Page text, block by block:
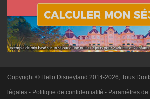
Copyright © Hello Disneyland 2014-2026, Tous
légales - Politique de confidentialité - Paramètres